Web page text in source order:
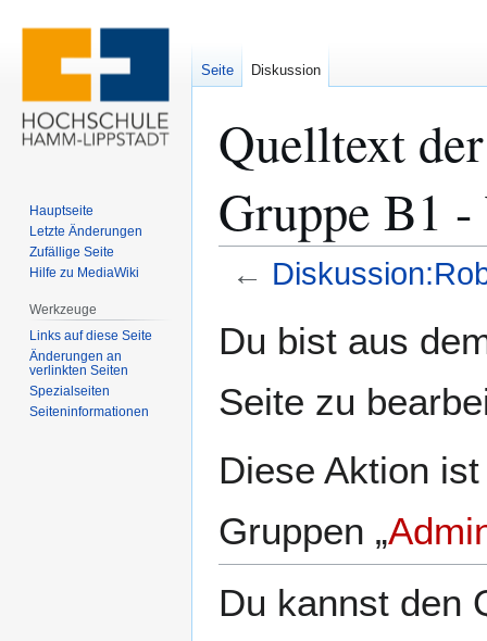
Quelltext
Gruppe B1
←
Navigation
Suche
Du bist aus
Seite zu
Diese Aktion
Gruppen „
Du kannst den
Seite Diskussion
Hauptseite
Letzte Änderungen
Zufällige Seite
Hilfe zu MediaWiki
Werkzeuge
Links auf diese Seite
Änderungen an
verlinkten Seiten
Spezialseiten
Seiten­­informationen